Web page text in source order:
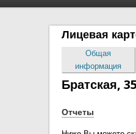
Лицевая
Общая
информация
Братская, 35
Отчеты